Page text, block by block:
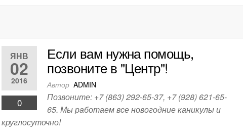
ЯНВ
02
2016
0
Если вам нужна помощь,
позвоните в "Центр"!
Автор ADMIN
Позвоните: +7 (863) 292-65-37, +7 (928) 621-65-
65. Мы работаем все новогодние каникулы и
круглосуточно!